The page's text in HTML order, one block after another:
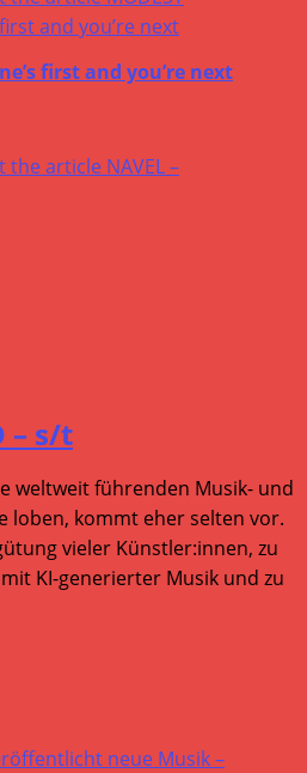
first and you’re next
– s/t
weltweit führenden Musik- und
loben, kommt eher selten vor.
vieler Künstler:innen, zu
KI-generierter Musik und zu
neue Musik –